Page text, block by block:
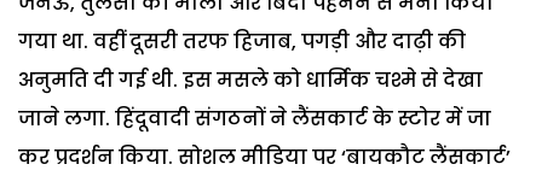
गया था. वहीं दूसरी तरफ हिजाब, पगड़ी और दाढ़ी की
अनुमति दी गई थी. इस मसले को धार्मिक चश्मे से देखा
जाने लगा. हिंदूवादी संगठनों ने लैंसकार्ट के स्टोर में जा
कर प्रदर्शन किया. सोशल मीडिया पर ‘बायकौट लैंसकार्ट’